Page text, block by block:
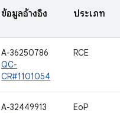
ข้อมูลอ้างอิง ประเภท
A-36250786
QC-
CR#1101054
RCE
A-32449913
EoP